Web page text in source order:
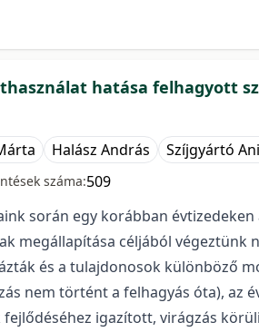
hatása felhagyott
Halász András Szíjgyártó
száma:509
során egy korábban
megállapítása céljából végeztünk
és a tulajdonosok különböző
nem történt a felhagyás óta), az
fejlődéséhez igazított, virágzás